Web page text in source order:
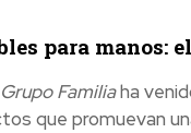
para manos:
Grupo Familiaha
que promuevan